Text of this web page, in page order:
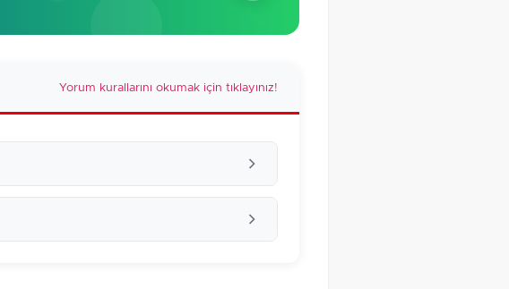
Yorum kurallarını okumak için tıklayınız!